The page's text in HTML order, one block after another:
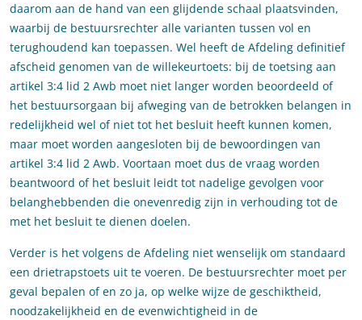
daarom aan de hand van een glijdende schaal plaatsvinden,
waarbij de bestuursrechter alle varianten tussen vol en
terughoudend kan toepassen. Wel heeft de Afdeling definitief
afscheid genomen van de willekeurtoets: bij de toetsing aan
artikel 3:4 lid 2 Awb moet niet langer worden beoordeeld of
het bestuursorgaan bij afweging van de betrokken belangen in
redelijkheid wel of niet tot het besluit heeft kunnen komen,
maar moet worden aangesloten bij de bewoordingen van
artikel 3:4 lid 2 Awb. Voortaan moet dus de vraag worden
beantwoord of het besluit leidt tot nadelige gevolgen voor
belanghebbenden die onevenredig zijn in verhouding tot de
met het besluit te dienen doelen.
Verder is het volgens de Afdeling niet wenselijk om standaard
een drietrapstoets uit te voeren. De bestuursrechter moet per
geval bepalen of en zo ja, op welke wijze de geschiktheid,
noodzakelijkheid en de evenwichtigheid in de